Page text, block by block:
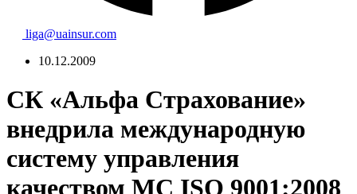
liga@uainsur.com
10.12.2009
СК «Альфа Страхование»
внедрила международную
систему управления
качеством МС ISO 9001:2008